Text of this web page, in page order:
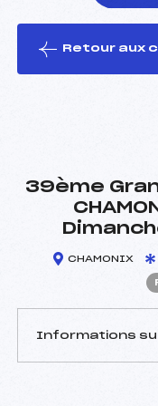
le ski
Retour aux
39ème
CHAMONIX
Informations